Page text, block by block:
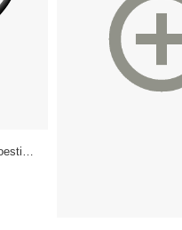
Dispositivo EMS de electroestimulación facial 105D. Efecto reafirmante, remodelador, suavizar signos edad.